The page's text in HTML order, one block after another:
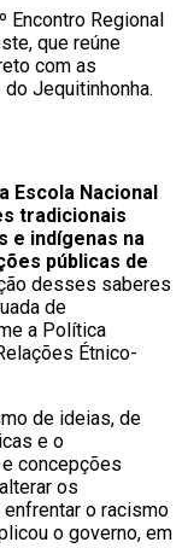
Encontro Regional
que reúne
com as
Jequitinhonha.
Escola Nacional
tradicionais
e indígenas na
públicas de
desses saberes
de
a Política
Étnico-
de ideias, de
e o
concepções
os
o racismo
o governo, em